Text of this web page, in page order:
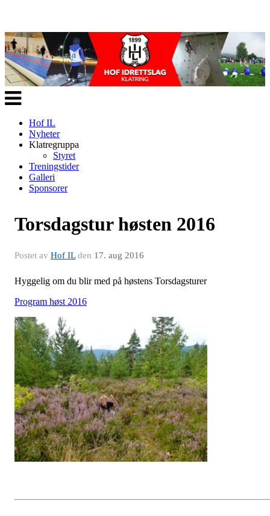
Veksle
navigasjon
Hof IL
Nyheter
Klatregruppa
Styret
Treningstider
Galleri
Sponsorer
Torsdagstur høsten 2016
Postet av Hof ILden 17. aug 2016
Hyggelig om du blir med på høstens Torsdagsturer
Program høst 2016